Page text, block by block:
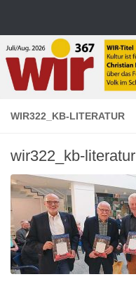
WIR322_KB-LITERATUR
wir322_kb-literatur